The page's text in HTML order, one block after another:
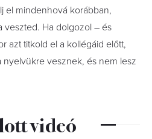
el mindenhová korábban,
veszted. Ha dolgozol – és
azt titkold el a kollégáid előtt,
vesznek, és nem lesz
videó